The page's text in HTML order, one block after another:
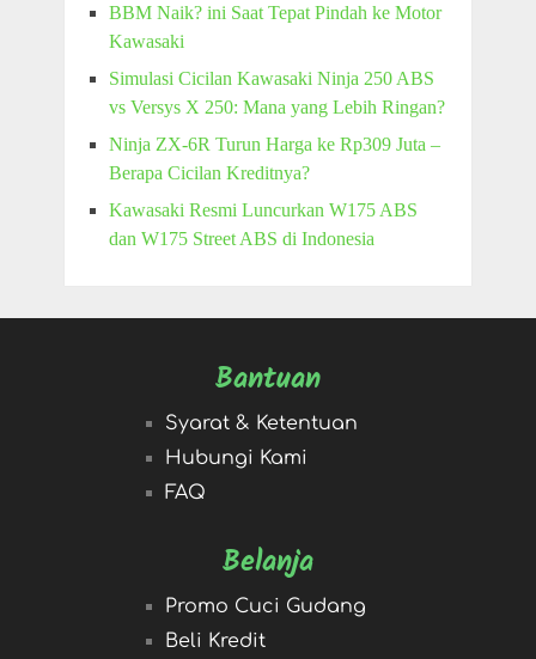
BBM Naik? ini Saat Tepat Pindah ke Motor
Kawasaki
Simulasi Cicilan Kawasaki Ninja 250 ABS
vs Versys X 250: Mana yang Lebih Ringan?
Ninja ZX-6R Turun Harga ke Rp309 Juta –
Berapa Cicilan Kreditnya?
Kawasaki Resmi Luncurkan W175 ABS
dan W175 Street ABS di Indonesia
Bantuan
Syarat & Ketentuan
Hubungi Kami
FAQ
Belanja
Promo Cuci Gudang
Beli Kredit